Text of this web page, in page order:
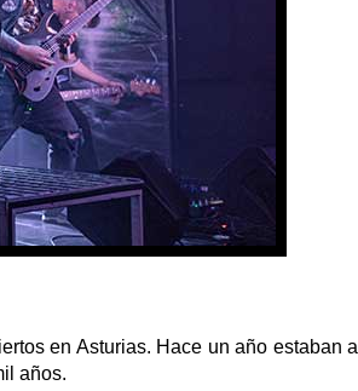
en Asturias. Hace un año estaban a
años.